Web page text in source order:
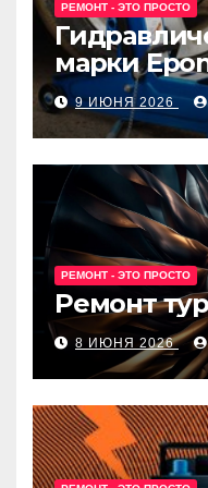
РЕМОНТ - ЭТО ПРОСТО
марки
9 ИЮНЯ 2026
РЕМОНТ - ЭТО ПРОСТО
Ремонт
8 ИЮНЯ 2026